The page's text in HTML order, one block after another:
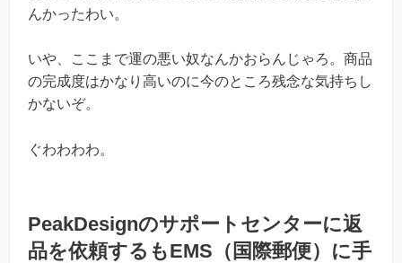
んかったわい。
いや、ここまで運の悪い奴なんかおらんじゃろ。商品
の完成度はかなり高いのに今のところ残念な気持ちし
かないぞ。
ぐわわわわ。
PeakDesignのサポートセンターに返
品を依頼するもEMS（国際郵便）に手